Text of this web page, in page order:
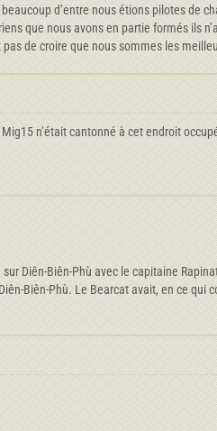
d’entre nous étions pilotes de
que nous avons en partie formés ils
de croire que nous sommes les
n’était cantonné à cet endroit
Diên-Biên-Phù avec le capitaine
Biên-Phù. Le Bearcat avait, en ce qui